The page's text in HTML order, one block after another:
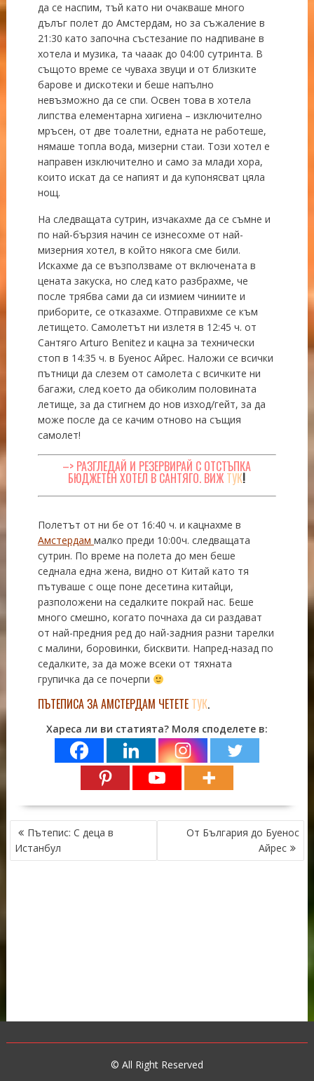
да се наспим, тъй като ни очакваше много
дълъг полет до Амстердам, но за съжаление в
21:30 като започна състезание по надпиване в
хотела и музика, та чааак до 04:00 сутринта. В
същото време се чуваха звуци и от близките
барове и дискотеки и беше напълно
невъзможно да се спи. Освен това в хотела
липства елементарна хигиена – изключително
мръсен, от две тоалетни, едната не работеше,
нямаше топла вода, мизерни стаи. Този хотел е
направен изключително и само за млади хора,
които искат да се напият и да купонясват цяла
нощ.
На следващата сутрин, изчакахме да се съмне и
по най-бързия начин се изнесохме от най-
мизерния хотел, в който някога сме били.
Искахме да се възползваме от включената в
цената закуска, но след като разбрахме, че
после трябва сами да си измием чиниите и
приборите, се отказахме. Отправихме се към
летището. Самолетът ни излетя в 12:45 ч. от
Сантяго Arturo Benitez и кацна за технически
стоп в 14:35 ч. в Буенос Айрес. Наложи се всички
пътници да слезем от самолета с всичките ни
багажи, след което да обиколим половината
летище, за да стигнем до нов изход/гейт, за да
може после да се качим отново на същия
самолет!
–> РАЗГЛЕДАЙ И РЕЗЕРВИРАЙ С ОТСТЪПКА
БЮДЖЕТЕН ХОТЕЛ В САНТЯГО. ВИЖ ТУК!
Полетът от ни бе от 16:40 ч. и кацнахме в
Амстердам малко преди 10:00ч. следващата
сутрин. По време на полета до мен беше
седнала една жена, видно от Китай като тя
пътуваше с още поне десетина китайци,
разположени на седалките покрай нас. Беше
много смешно, когато почнаха да си раздават
от най-предния ред до най-задния разни тарелки
с малини, боровинки, бисквити. Напред-назад по
седалките, за да може всеки от тяхната
групичка да се почерпи
ПЪТЕПИСА ЗА АМСТЕРДАМ ЧЕТЕТЕ ТУК.
Хареса ли ви статията? Моля споделете в:
НАВИГАЦИЯ
Пътепис: С деца в
Истанбул
От България до Буенос
Айрес
© All Right Reserved